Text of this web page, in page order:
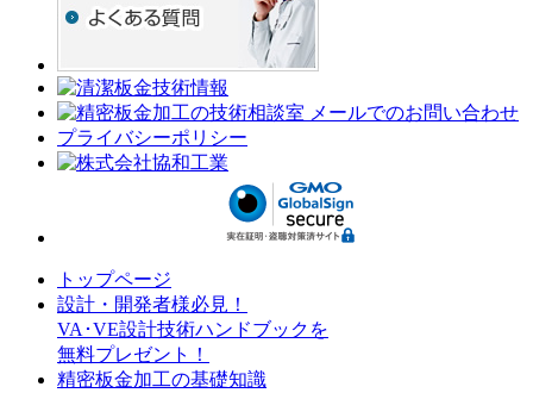
プライバシーポリシー
トップページ
設計・開発者様必見！
VA･VE設計技術ハンドブックを
無料プレゼント！
精密板金加工の基礎知識